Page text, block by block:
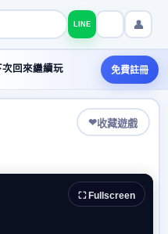
LINE 👤
回來繼續玩 免費註冊
❤收藏遊戲
⛶ Fullscreen